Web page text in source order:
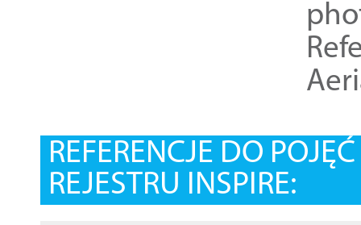
REFERENCJE DO
REJESTRU INSPIRE: